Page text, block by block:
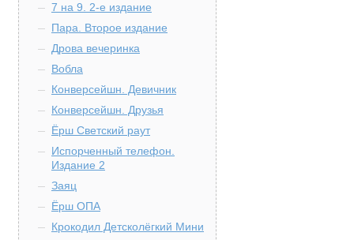
7 на 9. 2-е издание
Пара. Второе издание
Дрова вечеринка
Вобла
Конверсейшн. Девичник
Конверсейшн. Друзья
Ёрш Светский раут
Испорченный телефон.
Издание 2
Заяц
Ёрш ОПА
Крокодил Детсколёгкий Мини